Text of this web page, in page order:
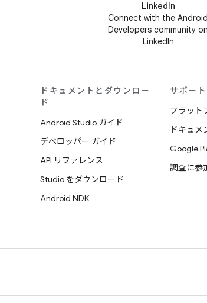
LinkedIn
Connect with the Android
Developers community on
LinkedIn
ドキュメントとダウンロー
ド
Android Studio ガイド
デベロッパー ガイド
API リファレンス
Studio をダウンロード
Android NDK
サポート
プラット
ドキュメ
Google
調査に参